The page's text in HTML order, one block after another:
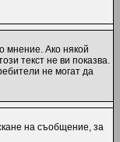
мнение. Ако някой
текст не ви показва.
не могат да
на съобщение, за